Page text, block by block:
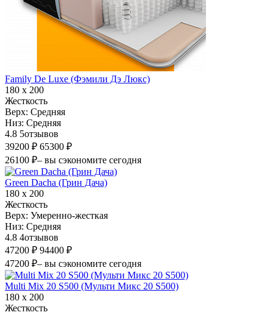
Family De Luxe (Фэмили Дэ Люкс)
180 х 200
Жесткость
Верх: Средняя
Низ: Средняя
4.8 5отзывов
39200 ₽ 65300 ₽
26100 ₽– вы сэкономите сегодня
Green Dacha (Грин Дача)
180 х 200
Жесткость
Верх: Умеренно-жесткая
Низ: Средняя
4.8 4отзывов
47200 ₽ 94400 ₽
47200 ₽– вы сэкономите сегодня
Multi Mix 20 S500 (Мульти Микс 20 S500)
180 х 200
Жесткость